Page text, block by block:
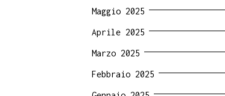
Maggio 2025
Aprile 2025
Marzo 2025
Febbraio 2025